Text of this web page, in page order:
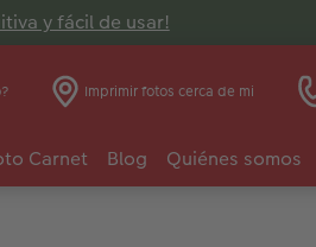
y fácil de usar!
Imprimir fotos cerca de mi
Carnet Blog Quiénes somos